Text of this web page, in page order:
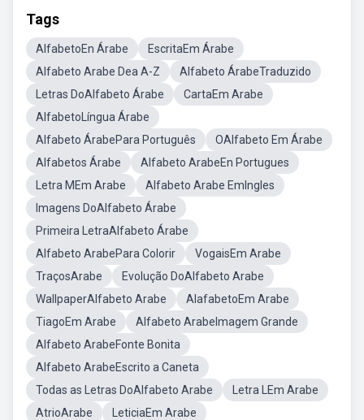
Tags
AlfabetoEn Árabe
EscritaEm Árabe
Alfabeto Arabe Dea A-Z
Alfabeto ÁrabeTraduzido
Letras DoAlfabeto Árabe
CartaEm Arabe
AlfabetoLíngua Árabe
Alfabeto ÁrabePara Português
OAlfabeto Em Árabe
Alfabetos Árabe
Alfabeto ArabeEn Portugues
Letra MEm Arabe
Alfabeto Arabe EmIngles
Imagens DoAlfabeto Árabe
Primeira LetraAlfabeto Árabe
Alfabeto ArabePara Colorir
VogaisEm Arabe
TraçosArabe
Evolução DoAlfabeto Arabe
WallpaperAlfabeto Arabe
AlafabetoEm Arabe
TiagoEm Arabe
Alfabeto ArabeImagem Grande
Alfabeto ArabeFonte Bonita
Alfabeto ArabeEscrito a Caneta
Todas as Letras DoAlfabeto Arabe
Letra LEm Arabe
AtrioArabe
LeticiaEm Arabe